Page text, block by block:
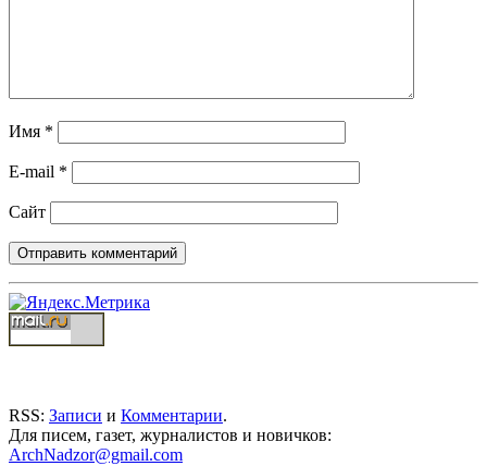
Имя *
E-mail *
Сайт
RSS: Записи и Комментарии.
Для писем, газет, журналистов и новичков:
ArchNadzor@gmail.com